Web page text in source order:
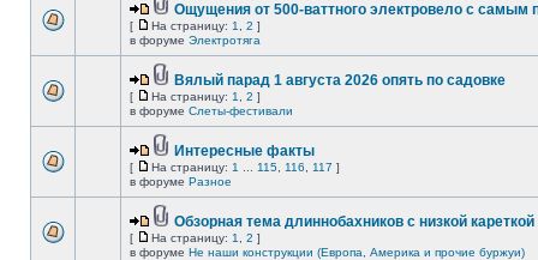
Ощущения от 500-ваттного электровело с самым
[ На страницу: 1 2 ]
в форуме Электротяга
Вялый парад 1 августа 2026 опять по садовке
[ На страницу: 1 2 ]
в форуме Слеты-фестивали
Интересные факты
[ На страницу: 1 115 116 117 ]
в форуме Разное
Обзорная тема длиннобахников с низкой кареткой
[ На страницу: 1 2 ]
в форуме Не наши конструкции (Европа, Америка и прочие буржуи)